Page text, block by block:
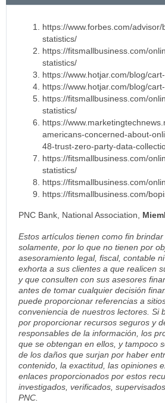
https://www.forbes.com/
statistics/
https://fitsmallbusiness.com/
statistics/
https://www.hotjar.com/blog/
https://www.hotjar.com/blog/
https://fitsmallbusiness.com/
statistics/
https://
americans-concerned-about-
48-trust-zero-party-data-
https://fitsmallbusiness.com/
statistics/
https://fitsmallbusiness.com/
https://fitsmallbusiness.com/
PNC Bank, National Association,
Estos artículos tienen como fin
solamente, por lo que no tienen por
asesoramiento legal, fiscal, contable
exhorta a sus clientes a que realicen
y que consulten con sus asesores
antes de tomar cualquier decisión
puede proporcionar referencias a
conveniencia de nuestros lectores. Si
por proporcionar recursos seguros y
responsables de la información, los
que se obtengan en ellos, y tampoco
de los daños que surjan por haber
contenido, la exactitud, las opiniones
enlaces proporcionados por estos
investigados, verificados,
PNC.